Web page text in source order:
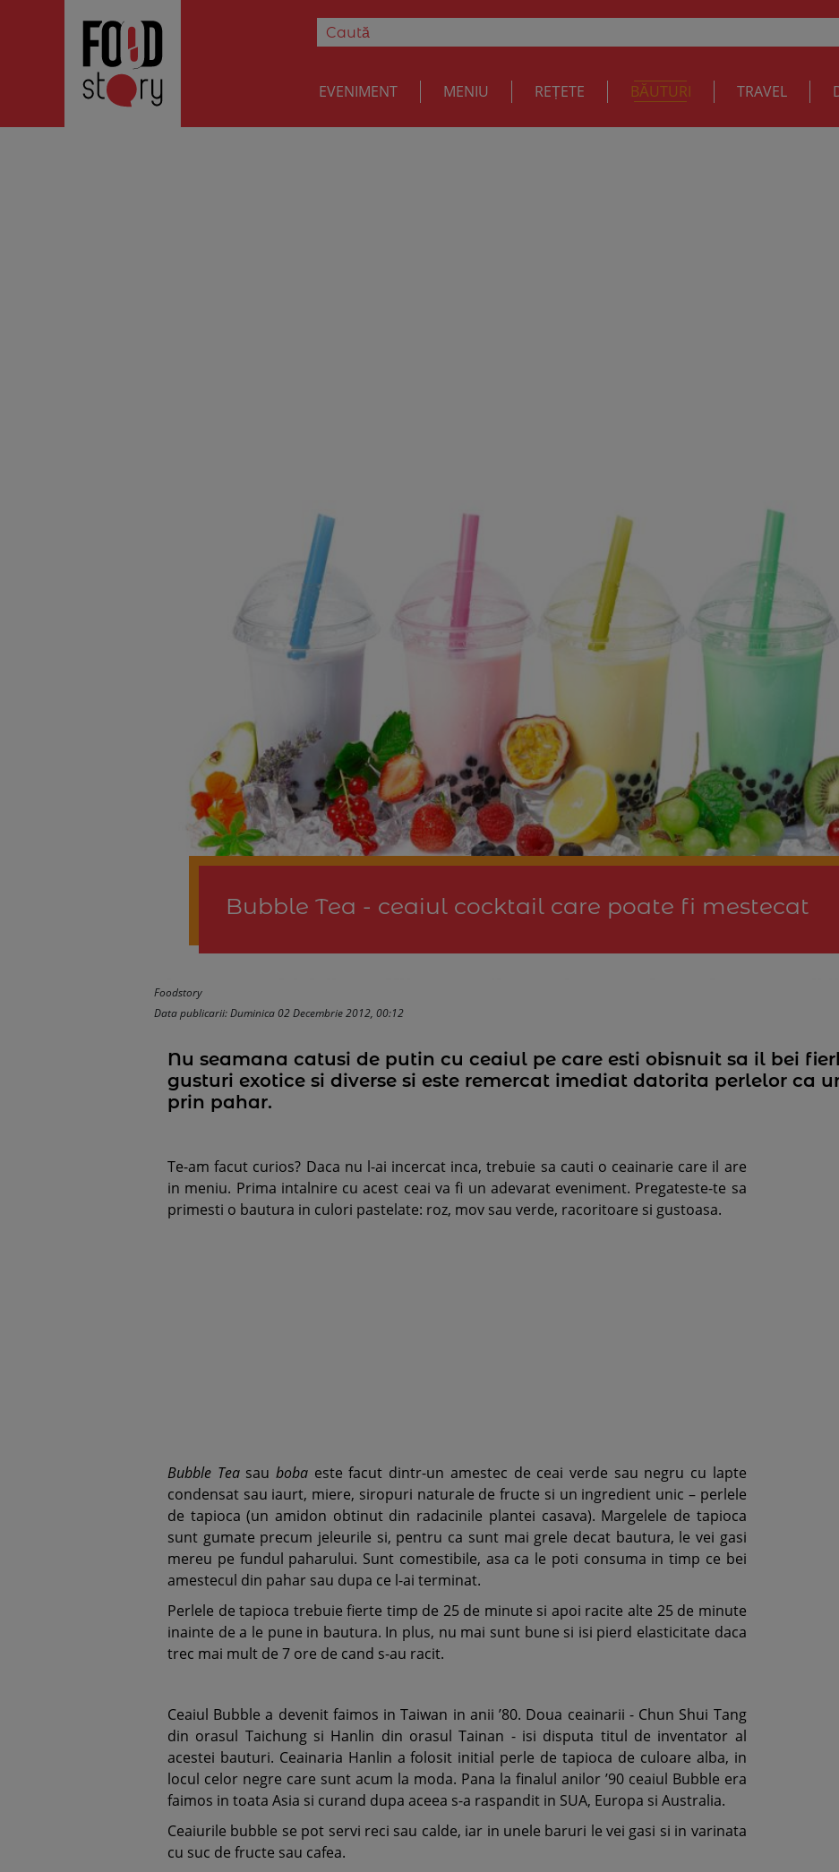
EVENIMENT MENIU REȚETE BĂUTURI TRAVEL
Bubble Tea - ceaiul cocktail care poate fi mestecat
Foodstory
Data publicarii: Duminica 02 Decembrie 2012, 00:12
Nu seamana catusi de putin cu ceaiul pe care esti obisnuit sa il bei
gusturi exotice si diverse si este remercat imediat datorita perlelor ca
prin pahar.
Te-am facut curios? Daca nu l-ai incercat inca, trebuie sa cauti o ceainarie care il are
in meniu. Prima intalnire cu acest ceai va fi un adevarat eveniment. Pregateste-te sa
primesti o bautura in culori pastelate: roz, mov sau verde, racoritoare si gustoasa.
Bubble Teasauboba este facut dintr-un amestec de ceai verde sau negru cu lapte
condensat sau iaurt, miere, siropuri naturale de fructe si un ingredient unic – perlele
de tapioca (un amidon obtinut din radacinile plantei casava). Margelele de tapioca
sunt gumate precum jeleurile si, pentru ca sunt mai grele decat bautura, le vei gasi
mereu pe fundul paharului. Sunt comestibile, asa ca le poti consuma in timp ce bei
amestecul din pahar sau dupa ce l-ai terminat.
Perlele de tapioca trebuie fierte timp de 25 de minute si apoi racite alte 25 de minute
inainte de a le pune in bautura. In plus, nu mai sunt bune si isi pierd elasticitate daca
trec mai mult de 7 ore de cand s-au racit.
Ceaiul Bubble a devenit faimos in Taiwan in anii ’80. Doua ceainarii - Chun Shui Tang
din orasul Taichung si Hanlin din orasul Tainan - isi disputa titul de inventator al
acestei bauturi. Ceainaria Hanlin a folosit initial perle de tapioca de culoare alba, in
locul celor negre care sunt acum la moda. Pana la finalul anilor ’90 ceaiul Bubble era
faimos in toata Asia si curand dupa aceea s-a raspandit in SUA, Europa si Australia.
Ceaiurile bubble se pot servi reci sau calde, iar in unele baruri le vei gasi si in varinata
cu suc de fructe sau cafea.